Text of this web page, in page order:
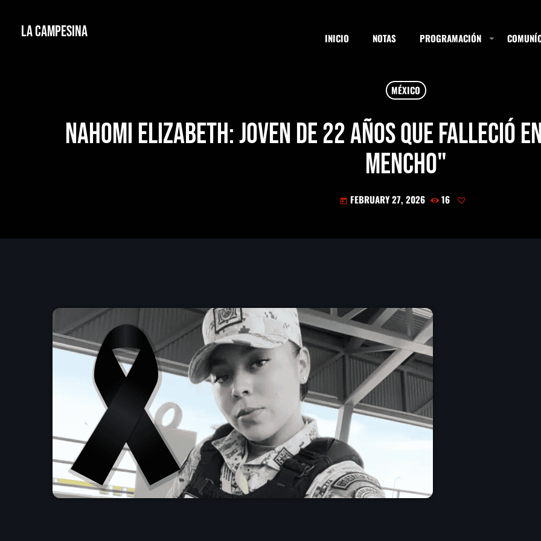
La Campesina INICIO NOTAS PROGRAMACIÓN
MÉXICO
Nahomi Elizabeth: joven de 22 años que falleció
Mencho"
today FEBRUARY 27, 2026 16